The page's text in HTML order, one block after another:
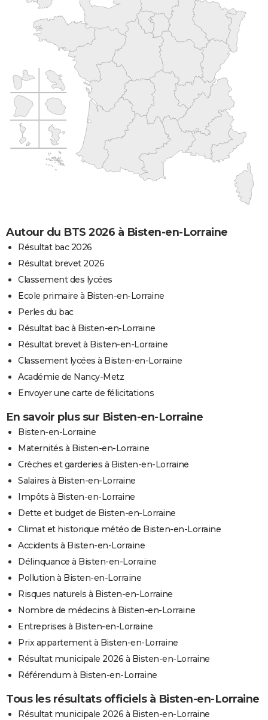
Autour du BTS 2026 à Bisten-en-Lorraine
Résultat bac 2026
Résultat brevet 2026
Classement des lycées
Ecole primaire à Bisten-en-Lorraine
Perles du bac
Résultat bac à Bisten-en-Lorraine
Résultat brevet à Bisten-en-Lorraine
Classement lycées à Bisten-en-Lorraine
Académie de Nancy-Metz
Envoyer une carte de félicitations
En savoir plus sur Bisten-en-Lorraine
Bisten-en-Lorraine
Maternités à Bisten-en-Lorraine
Crèches et garderies à Bisten-en-Lorraine
Salaires à Bisten-en-Lorraine
Impôts à Bisten-en-Lorraine
Dette et budget de Bisten-en-Lorraine
Climat et historique météo de Bisten-en-Lorraine
Accidents à Bisten-en-Lorraine
Délinquance à Bisten-en-Lorraine
Pollution à Bisten-en-Lorraine
Risques naturels à Bisten-en-Lorraine
Nombre de médecins à Bisten-en-Lorraine
Entreprises à Bisten-en-Lorraine
Prix appartement à Bisten-en-Lorraine
Résultat municipale 2026 à Bisten-en-Lorraine
Référendum à Bisten-en-Lorraine
Tous les résultats officiels à Bisten-en-Lorraine
Résultat municipale 2026 à Bisten-en-Lorraine